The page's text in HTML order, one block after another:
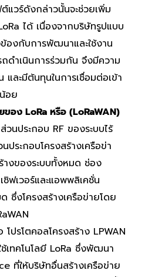
แวร์ดังกล่าวนั้นจะช่วยเพิ่ม
ได้ เนื่องจากบริษัทรูปแบบ
องกับการพัฒนาและใช้งาน
ถดำเนินการร่วมกัน จึงมีความ
และมีต้นทุนในการเชื่อมต่อเข้า
อย
ของ LoRa หรือ (LoRaWAN)
ประกอบ RF ของระบบไร้
ประกอบโครงสร้างเครือข่า
างของระบบทั้งหมด ช่อง
ฟเวอร์และแอพพลิเคชั่น
ซึ่งโครงสร้างเครือข่ายโดย
รโตคอลโครงสร้าง LPWAN
เทคโนโลยี LoRa ซึ่งพัฒนา
ที่ให้บริษัทอื่นสร้างเครือข่าย